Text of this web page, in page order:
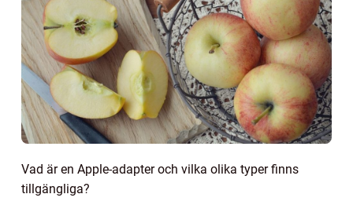
Vad är en Apple-adapter och vilka olika typer finns
tillgängliga?